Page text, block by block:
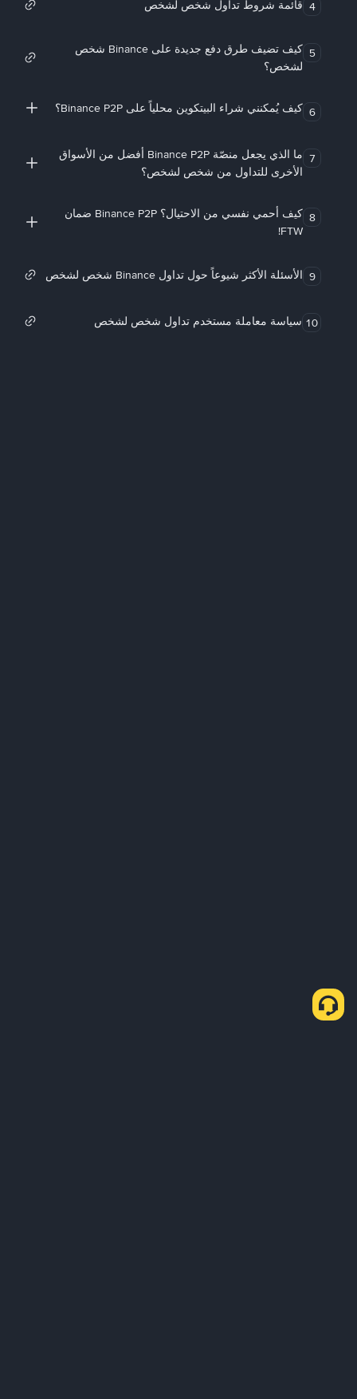
4 قائمة شروط تداول شخص لشخص
5
كيف تضيف طرق دفع جديدة على Binance شخص
لشخص؟
6 كيف يُمكنني شراء البيتكوين محلياً على Binance P2P؟
7
ما الذي يجعل منصّة Binance P2P أفضل من الأسواق
الأخرى للتداول من شخص لشخص؟
8
كيف أحمي نفسي من الاحتيال؟ Binance P2P ضمان
FTW!
9 الأسئلة الأكثر شيوعاً حول تداول Binance شخص لشخص
10 سياسة معاملة مستخدم تداول شخص لشخص